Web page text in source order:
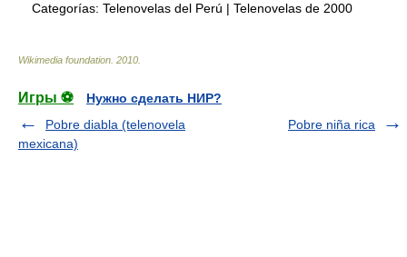
Categorías: Telenovelas del Perú | Telenovelas de 2000
Wikimedia foundation 2010
Игры ⚽
Нужно сделать НИР?
Pobre diabla (telenovela
mexicana)
Pobre niña rica